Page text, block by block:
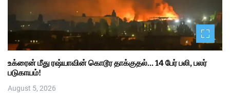
உக்ரைன் மீது ரஷ்யாவின் கொடூர தாக்குதல்… 14 பேர் பலி, பலர்
படுகாயம்!
August 5, 2026